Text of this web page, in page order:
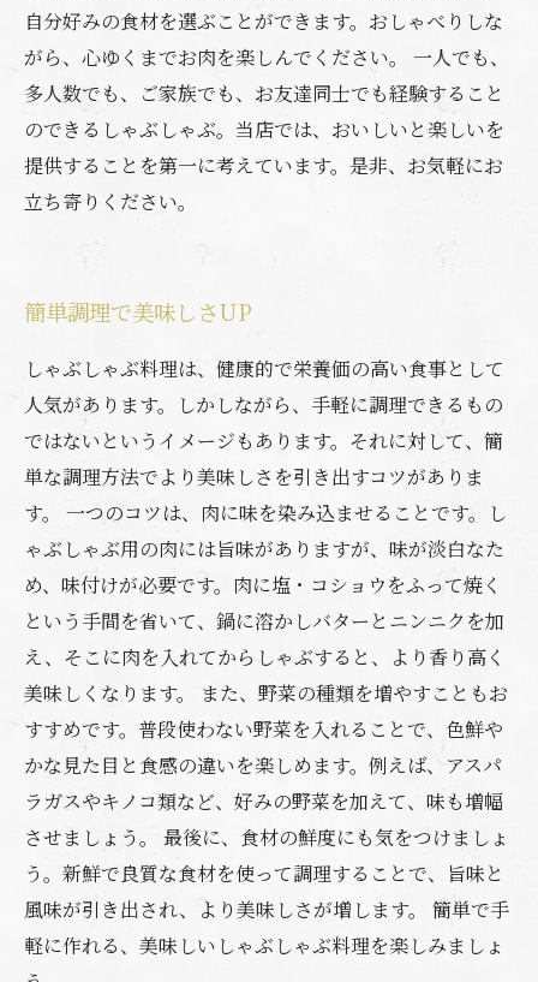
自分好みの食材を選ぶことができます。おしゃべりしな
がら、心ゆくまでお肉を楽しんでください。 一人でも、
多人数でも、ご家族でも、お友達同士でも経験すること
のできるしゃぶしゃぶ。当店では、おいしいと楽しいを
提供することを第一に考えています。是非、お気軽にお
立ち寄りください。
簡単調理で美味しさUP
しゃぶしゃぶ料理は、健康的で栄養価の高い食事として
人気があります。しかしながら、手軽に調理できるもの
ではないというイメージもあります。それに対して、簡
単な調理方法でより美味しさを引き出すコツがありま
す。 一つのコツは、肉に味を染み込ませることです。し
ゃぶしゃぶ用の肉には旨味がありますが、味が淡白なた
め、味付けが必要です。肉に塩・コショウをふって焼く
という手間を省いて、鍋に溶かしバターとニンニクを加
え、そこに肉を入れてからしゃぶすると、より香り高く
美味しくなります。 また、野菜の種類を増やすこともお
すすめです。普段使わない野菜を入れることで、色鮮や
かな見た目と食感の違いを楽しめます。例えば、アスパ
ラガスやキノコ類など、好みの野菜を加えて、味も増幅
させましょう。 最後に、食材の鮮度にも気をつけましょ
う。新鮮で良質な食材を使って調理することで、旨味と
風味が引き出され、より美味しさが増します。 簡単で手
軽に作れる、美味しいしゃぶしゃぶ料理を楽しみましょ